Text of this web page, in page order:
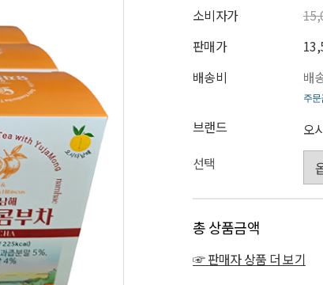
소비자가
판매가
배송비
배
주문
브랜드
오
선택
총 상품금액
☞ 판매자 상품 더 보기